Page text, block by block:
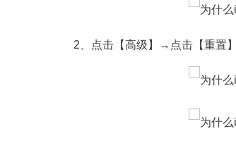
2、点击【高级】→点击【重置】